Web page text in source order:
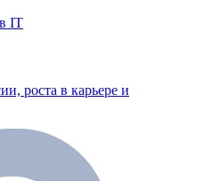
IT
роста в карьере и